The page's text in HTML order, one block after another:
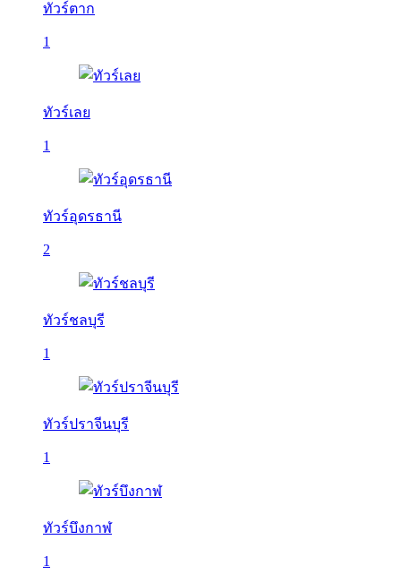
ทัวร์ตาก
1
ทัวร์เลย
1
ทัวร์อุดรธานี
2
ทัวร์ชลบุรี
1
ทัวร์ปราจีนบุรี
1
ทัวร์บึงกาฬ
1